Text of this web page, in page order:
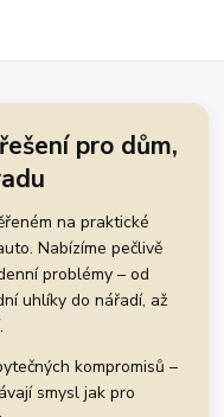
pro dům,
na praktické
Nabízíme pečlivě
problémy – od
uhlíky do nářadí, až
kompromisů –
smysl jak pro